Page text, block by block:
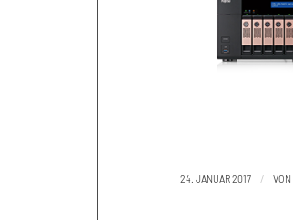
24. JANUAR 2017 / VON